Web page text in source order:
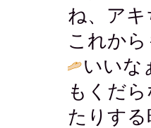
ね、ア
これか
いいな
もくだ
たりす